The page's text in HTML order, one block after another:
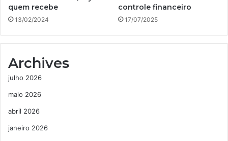
quem recebe
13/02/2024
controle financeiro
17/07/2025
Archives
julho 2026
maio 2026
abril 2026
janeiro 2026